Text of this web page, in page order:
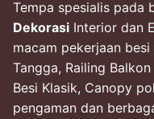
Tempa spesialis pada
Dekorasi Interior dan
macam pekerjaan
Tangga, Railing
Besi Klasik, Canopy
pengaman dan